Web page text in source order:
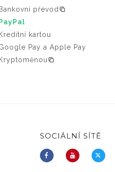
Bankovní převod
PayPal
Kreditní kartou
Pay a Apple Pay
Kryptoměnou
SOCIÁLNÍ SÍTĚ